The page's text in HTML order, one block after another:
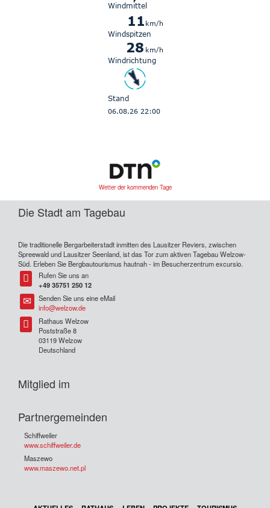
Wetter der kommenden Tage
Die Stadt am Tagebau
Die traditionelle Bergarbeiterstadt inmitten des Lausitzer Reviers, zwischen
Spreewald und Lausitzer Seenland, ist das Tor zum aktiven Tagebau Welzow-
Süd. Erleben Sie Bergbautourismus hautnah - im Besucherzentrum excursio.
TelRufen Sie uns an
+49 35751 250 12
TelSenden Sie uns eine eMail
info@welzow.de
TelRathaus Welzow
Poststraße 8
03119 Welzow
Deutschland
Mitglied im
Partnergemeinden
Schiffweiler
www.schiffweiler.de
Maszewo
www.maszewo.net.pl